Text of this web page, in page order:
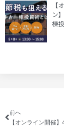
【
ン
棟
前へ